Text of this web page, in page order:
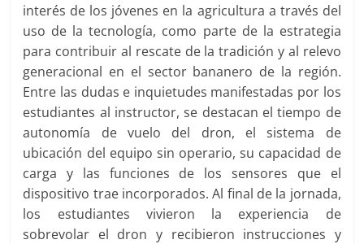
interés de los jóvenes en la agricultura a través del
uso de la tecnología, como parte de la estrategia
para contribuir al rescate de la tradición y al relevo
generacional en el sector bananero de la región.
Entre las dudas e inquietudes manifestadas por los
estudiantes al instructor, se destacan el tiempo de
autonomía de vuelo del dron, el sistema de
ubicación del equipo sin operario, su capacidad de
carga y las funciones de los sensores que el
dispositivo trae incorporados. Al final de la jornada,
los estudiantes vivieron la experiencia de
sobrevolar el dron y recibieron instrucciones y